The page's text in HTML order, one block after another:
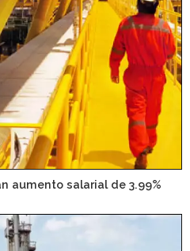
aumento salarial de 3.99%